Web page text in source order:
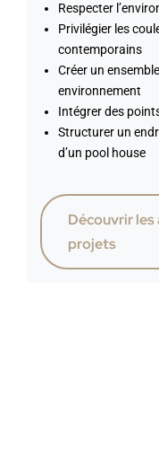
Respecter
Privilégier les
contemporains
Créer un
environnement
Intégrer des
Structurer un
d’un pool house
Découvrir
projets